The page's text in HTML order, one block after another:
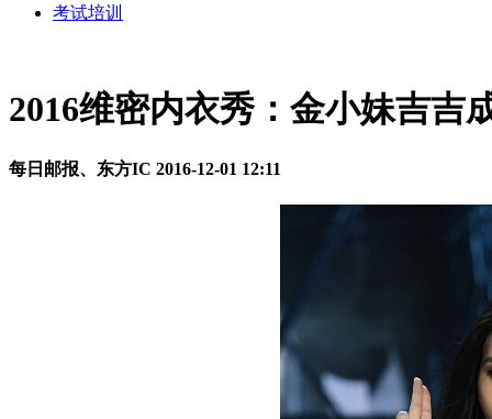
考试培训
2016维密内衣秀：金小妹吉吉
每日邮报、东方IC 2016-12-01 12:11